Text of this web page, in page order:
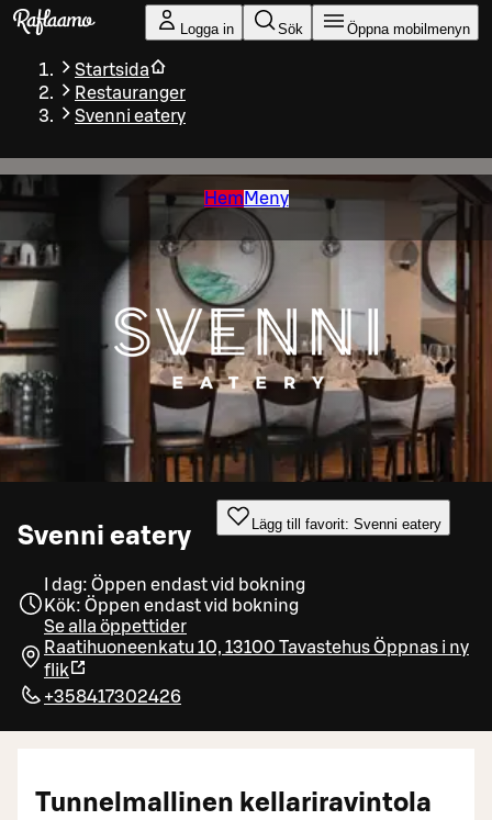
Gå till huvudinnehållet
Logga in Sök Öppna mobilmenyn
Startsida
Restauranger
Svenni eatery
Hem Meny
Svenni eatery Lägg till favorit: Svenni eatery
I dag: Öppen endast vid bokning
Kök: Öppen endast vid bokning
Se alla öppettider
Raatihuoneenkatu 10, 13100 TavastehusÖppnas i ny
flik
+358417302426
Tunnelmallinen kellariravintola